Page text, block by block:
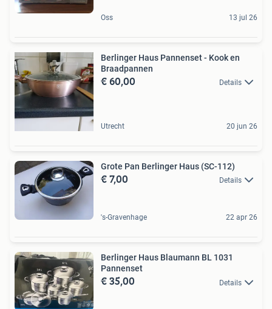
Oss 13 jul 26
Berlinger Haus Pannenset - Kook en
Braadpannen
€ 60,00 Details
Utrecht 20 jun 26
Grote Pan Berlinger Haus (SC-112)
€ 7,00 Details
's-Gravenhage 22 apr 26
Berlinger Haus Blaumann BL 1031
Pannenset
€ 35,00 Details